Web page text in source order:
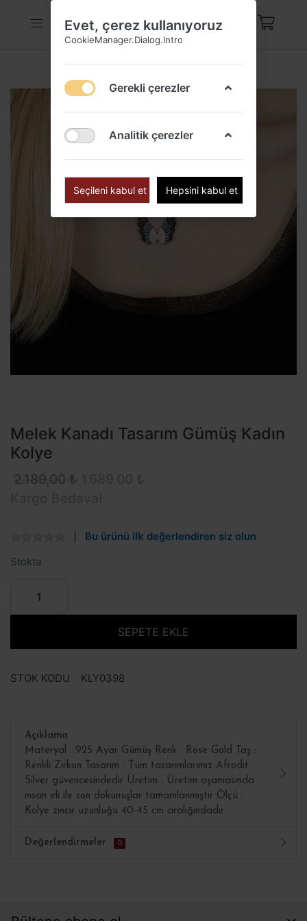
Melek Kanadı Tasarım Gümüş Kadın
Kolye
2.189,00 ₺
Bu ürünü ilk değerlendiren siz olun
Stokta
SEPETE EKLE
STOK KODU KLY0398
Açıklama
Materyal : 925 Ayar Gümüş Renk : Rose Gold Taş :
Renkli Zirkon Tasarım : Tüm tasarımlarımız Afrodit
Silver güvencesindedir Üretim : Üretim aşamasında
insan eli ile son dokunuşlar tamamlanmıştır Ölçü :
Kolye zincir uzunluğu 40-45 cm aralığındadır
Değerlendirmeler 0
Evet, çerez kullanıyoruz
CookieManager.Dialog.Intro
Gerekli çerezler
Analitik çerezler
Seçileni kabul et Hepsini kabul et